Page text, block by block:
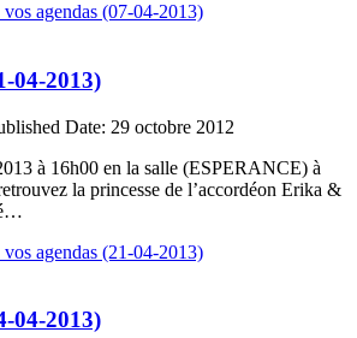
agendas (07-04-2013)
04-2013)
Date: 29 octobre 2012
à 16h00 en la salle (ESPERANCE) à
la princesse de l’accordéon Erika &
agendas (21-04-2013)
04-2013)